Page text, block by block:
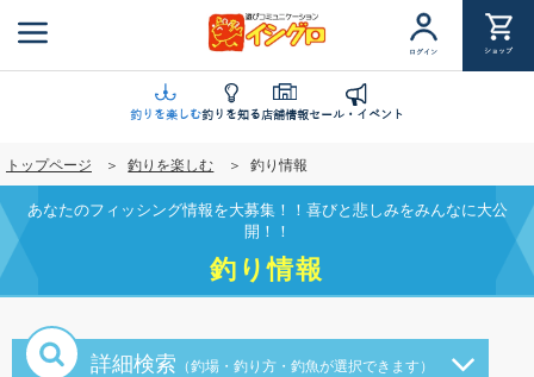
ン
に
移
動
ログイン ショップ
釣りを楽しむ釣りを知る店舗情報セール・イベント
トップページ 釣りを楽しむ 釣り情報
あなたのフィッシング情報を大募集！！喜びと悲しみをみんなに大公
開！！
釣り情報
詳細検索 （釣場・釣り方・釣魚が選択できます）